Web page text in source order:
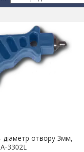
діаметр отвору 3мм,
3302L